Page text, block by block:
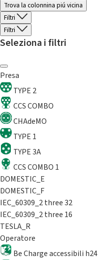
Trova la colonnina piú vicina
Filtri
Filtri
Seleziona i filtri
Presa
TYPE 2
CCS COMBO
CHAdeMO
TYPE 1
TYPE 3A
CCS COMBO 1
DOMESTIC_E
DOMESTIC_F
IEC_60309_2 three 32
IEC_60309_2 three 16
TESLA_R
Operatore
Be Charge accessibili h24